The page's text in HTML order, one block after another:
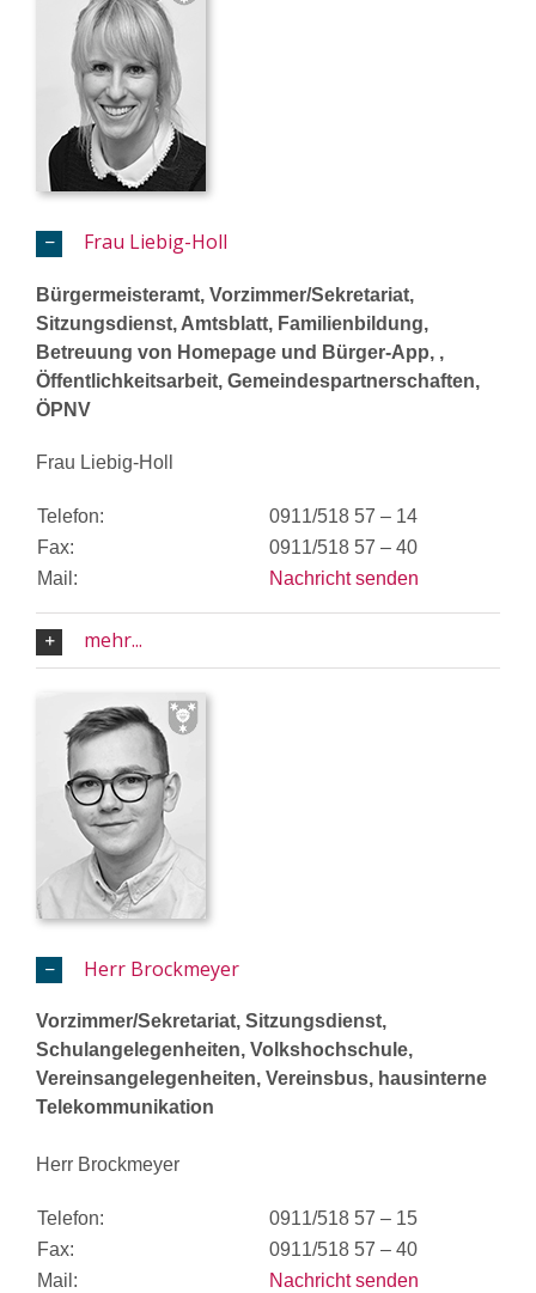
Frau Liebig-Holl
Bürgermeisteramt, Vorzimmer/Sekretariat,
Sitzungsdienst, Amtsblatt, Familienbildung,
Betreuung von Homepage und Bürger-App, ,
Öffentlichkeitsarbeit, Gemeindespartnerschaften,
ÖPNV
Frau Liebig-Holl
Telefon:
0911/518 57 – 14
Fax:
0911/518 57 – 40
Mail:
Nachricht senden
mehr...
Herr Brockmeyer
Vorzimmer/Sekretariat, Sitzungsdienst,
Schulangelegenheiten, Volkshochschule,
Vereinsangelegenheiten, Vereinsbus, hausinterne
Telekommunikation
Herr Brockmeyer
Telefon:
0911/518 57 – 15
Fax:
0911/518 57 – 40
Mail:
Nachricht senden